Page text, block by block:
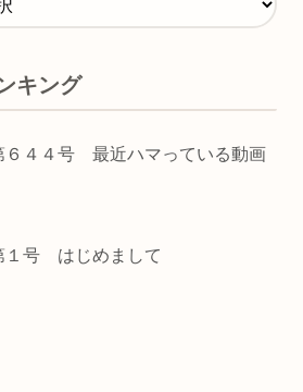
キング
６４４号 最近ハマっている動画
１号 はじめまして